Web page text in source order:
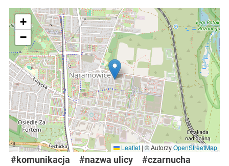
+
−
Leaflet | © AutorzyOpenStreetMap
#komunikacja #nazwa ulicy #czarnucha